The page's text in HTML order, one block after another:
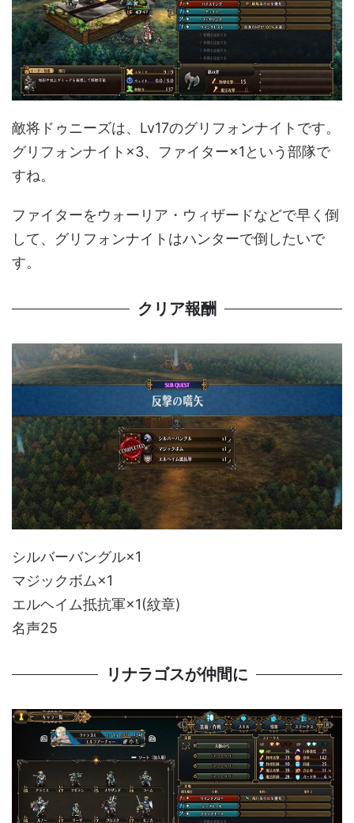
敵将ドゥニーズは、Lv17のグリフォンナイトです。
グリフォンナイト×3、ファイター×1という部隊で
すね。
ファイターをウォーリア・ウィザードなどで早く倒
して、グリフォンナイトはハンターで倒したいで
す。
クリア報酬
シルバーバングル×1
マジックボム×1
エルヘイム抵抗軍×1(紋章)
名声25
リナラゴスが仲間に